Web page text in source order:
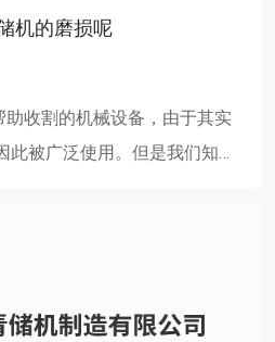
机的磨损呢
收割的机械设备，由于其实
此被广泛使用。但是我们知